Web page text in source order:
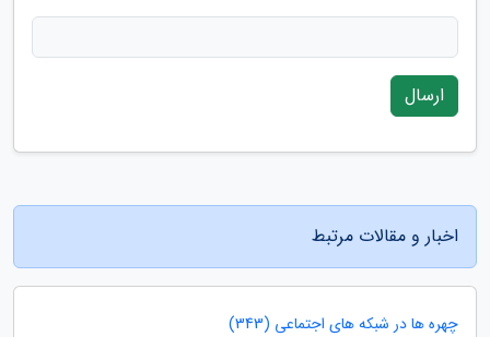
ارسال
اخبار و مقالات مرتبط
چهره ها در شبکه های اجتماعی (343)